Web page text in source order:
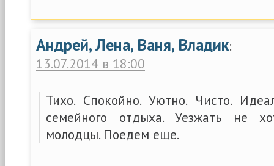
Андрей, Лена, Ваня, Владик:
13.07.2014 в 18:00
Тихо. Спокойно. Уютно. Чисто.
семейного отдыха. Уезжать не
молодцы. Поедем еще.